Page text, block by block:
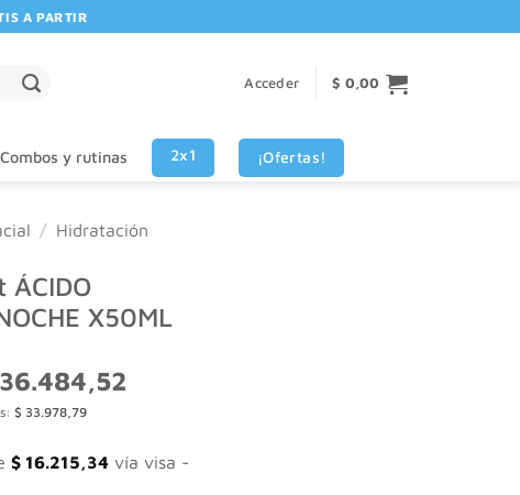
PARTIR DE $80.000! 🚚 | 💳 3 CUOTAS SIN INTERES VISA - MASTERCARD
Acceder $ 0,00
Combos y rutinas 2x1 ¡Ofertas!
/ Hidratación
X50ML
36.484,52
$ 36.484,52.
$ 33.978,79
$ 16.215,34 vía visa -